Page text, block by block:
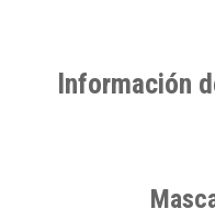
Información